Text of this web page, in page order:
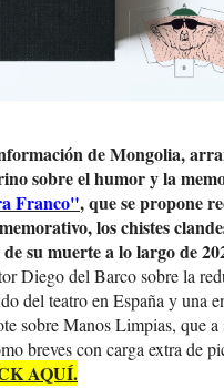
de Mongolia,
sobre el humor y la
Franco", que se propone
los chistes
su muerte a lo largo de
Diego del Barco sobre la
del teatro en España y una
sobre Manos Limpias, que
breves con carga extra de
AQUÍ.